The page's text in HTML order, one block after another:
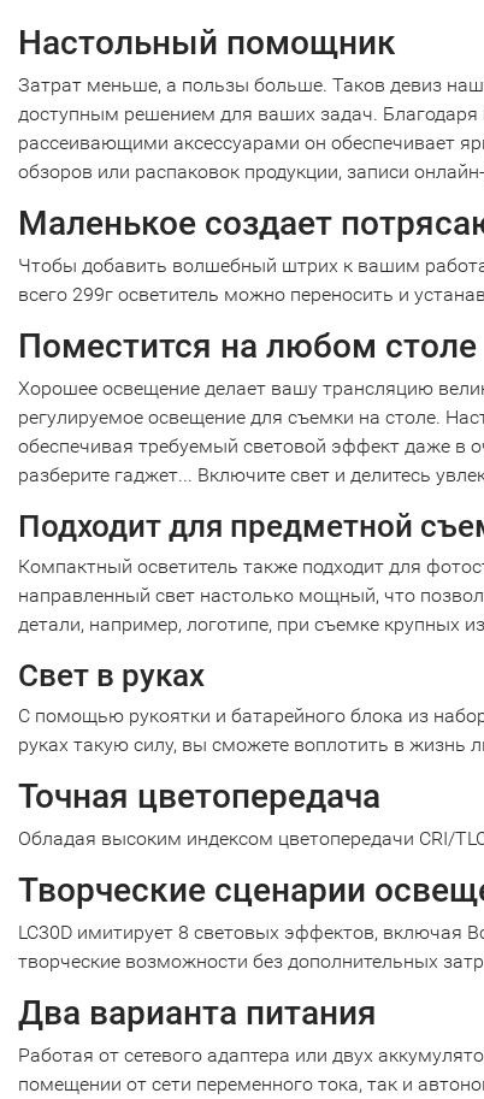
Настольный помощник
Затрат меньше, а пользы больше. Таков девиз
доступным решением для ваших задач. Благодаря
рассеивающими аксессуарами он обеспечивает
обзоров или распаковок продукции, записи
Маленькое создает
Чтобы добавить волшебный штрих к вашим
всего 299г осветитель можно переносить и
Поместится на любом столе
Хорошее освещение делает вашу трансляцию
регулируемое освещение для съемки на столе.
обеспечивая требуемый световой эффект даже в
разберите гаджет... Включите свет и делитесь
Подходит для предметной
Компактный осветитель также подходит для
направленный свет настолько мощный, что
детали, например, логотипе, при съемке крупных
Свет в руках
С помощью рукоятки и батарейного блока из
руках такую силу, вы сможете воплотить в
Точная цветопередача
Обладая высоким индексом цветопередачи CRI/
Творческие сценарии
LC30D имитирует 8 световых эффектов,
творческие возможности без дополнительных
Два варианта питания
Работая от сетевого адаптера или двух
помещении от сети переменного тока, так и